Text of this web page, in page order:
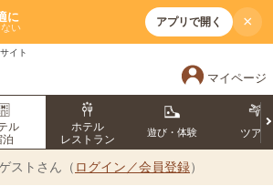
に
い アプリで開く ×
イト
マイページ
ル
泊
ホテル
レストラン
遊び・体験 ツアー
ストさん（ ログイン／会員登録）